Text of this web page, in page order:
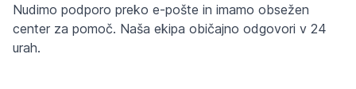
Nudimo podporo preko e-pošte in imamo obsežen
center za pomoč. Naša ekipa običajno odgovori v 24
urah.